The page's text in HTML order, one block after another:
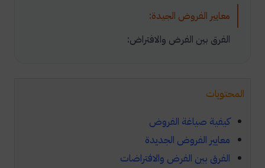
معايير الفروض الجيدة:
الفرق بين الفرض والافتراض:
المحتويات
كيفية صياغة الفروض
معايير الفروض الجديدة
الفرق بين الفرض والافتراضات